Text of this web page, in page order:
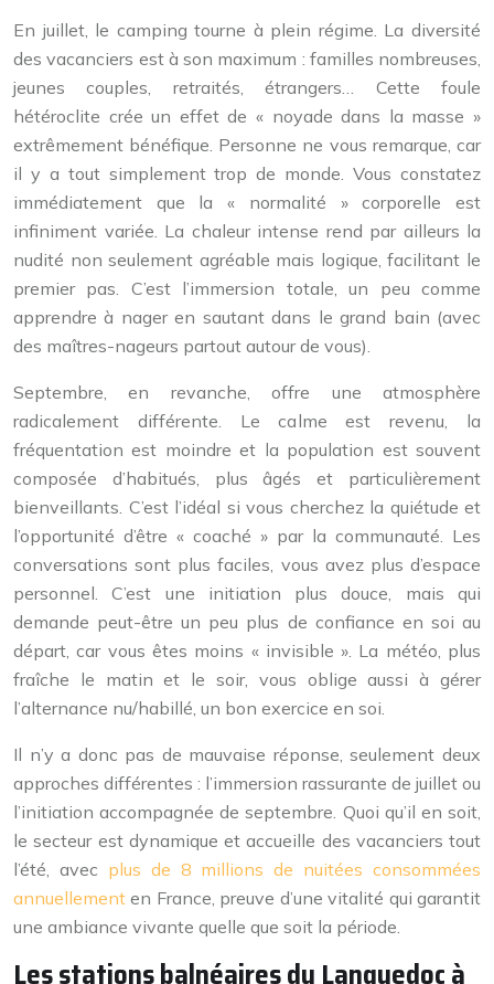
En juillet, le camping tourne à plein régime. La diversité
des vacanciers est à son maximum : familles nombreuses,
jeunes couples, retraités, étrangers… Cette foule
hétéroclite crée un effet de « noyade dans la masse »
extrêmement bénéfique. Personne ne vous remarque, car
il y a tout simplement trop de monde. Vous constatez
immédiatement que la « normalité » corporelle est
infiniment variée. La chaleur intense rend par ailleurs la
nudité non seulement agréable mais logique, facilitant le
premier pas. C’est l’immersion totale, un peu comme
apprendre à nager en sautant dans le grand bain (avec
des maîtres-nageurs partout autour de vous).
Septembre, en revanche, offre une atmosphère
radicalement différente. Le calme est revenu, la
fréquentation est moindre et la population est souvent
composée d’habitués, plus âgés et particulièrement
bienveillants. C’est l’idéal si vous cherchez la quiétude et
l’opportunité d’être « coaché » par la communauté. Les
conversations sont plus faciles, vous avez plus d’espace
personnel. C’est une initiation plus douce, mais qui
demande peut-être un peu plus de confiance en soi au
départ, car vous êtes moins « invisible ». La météo, plus
fraîche le matin et le soir, vous oblige aussi à gérer
l’alternance nu/habillé, un bon exercice en soi.
Il n’y a donc pas de mauvaise réponse, seulement deux
approches différentes : l’immersion rassurante de juillet ou
l’initiation accompagnée de septembre. Quoi qu’il en soit,
le secteur est dynamique et accueille des vacanciers tout
l’été, avec plus de 8 millions de nuitées consommées
annuellement en France, preuve d’une vitalité qui garantit
une ambiance vivante quelle que soit la période.
Les stations balnéaires du Languedoc à